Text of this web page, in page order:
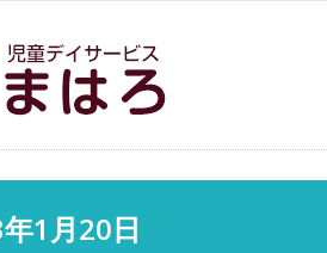
1月20日